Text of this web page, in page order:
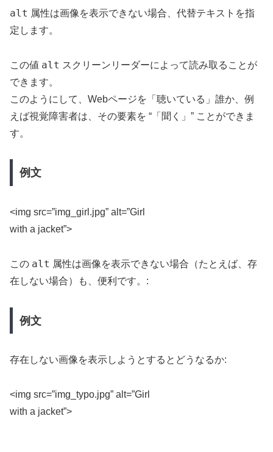
alt 属性は画像を表示できない場合、代替テキストを指
定します。
この値 alt スクリーンリーダーによって読み取ることが
できます。
このようにして、Webページを「聴いている」誰か、例
えば視覚障害者は、その要素を “「聞く」” ことができま
す。
例文
<img src=”img_girl.jpg” alt=”Girl
with a jacket”>
この alt 属性は画像を表示できない場合（たとえば、存
在しない場合）も、便利です。:
例文
存在しない画像を表示しようとするとどうなるか:
<img src=”img_typo.jpg” alt=”Girl
with a jacket”>